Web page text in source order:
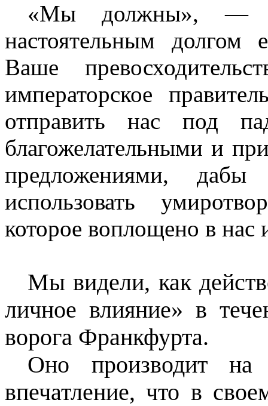
«Мы должны», —
настоятельным
Ваше
императорское
отправить нас под
благожелательными и
предложениями,
использовать
которое воплощено в
Мы видели, как
личное влияние» в
ворога Франкфурта.
Оно производит на
впечатление, что в